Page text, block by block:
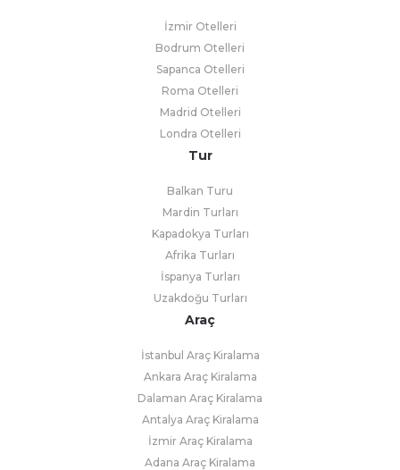
İzmir Otelleri
Bodrum Otelleri
Sapanca Otelleri
Roma Otelleri
Madrid Otelleri
Londra Otelleri
Tur
Balkan Turu
Mardin Turları
Kapadokya Turları
Afrika Turları
İspanya Turları
Uzakdoğu Turları
Araç
İstanbul Araç Kiralama
Ankara Araç Kiralama
Dalaman Araç Kiralama
Antalya Araç Kiralama
İzmir Araç Kiralama
Adana Araç Kiralama